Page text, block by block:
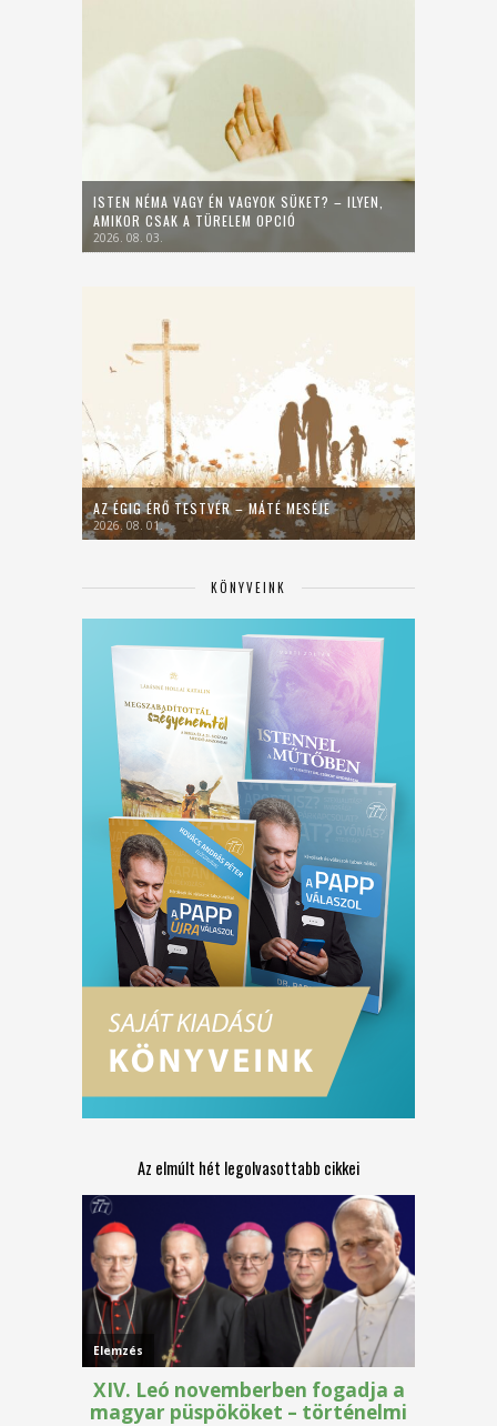
ISTEN NÉMA VAGY ÉN VAGYOK SÜKET? – ILYEN,
AMIKOR CSAK A TÜRELEM OPCIÓ
2026. 08. 03.
AZ ÉGIG ÉRŐ TESTVÉR – MÁTÉ MESÉJE
2026. 08. 01.
KÖNYVEINK
Az elmúlt hét legolvasottabb cikkei